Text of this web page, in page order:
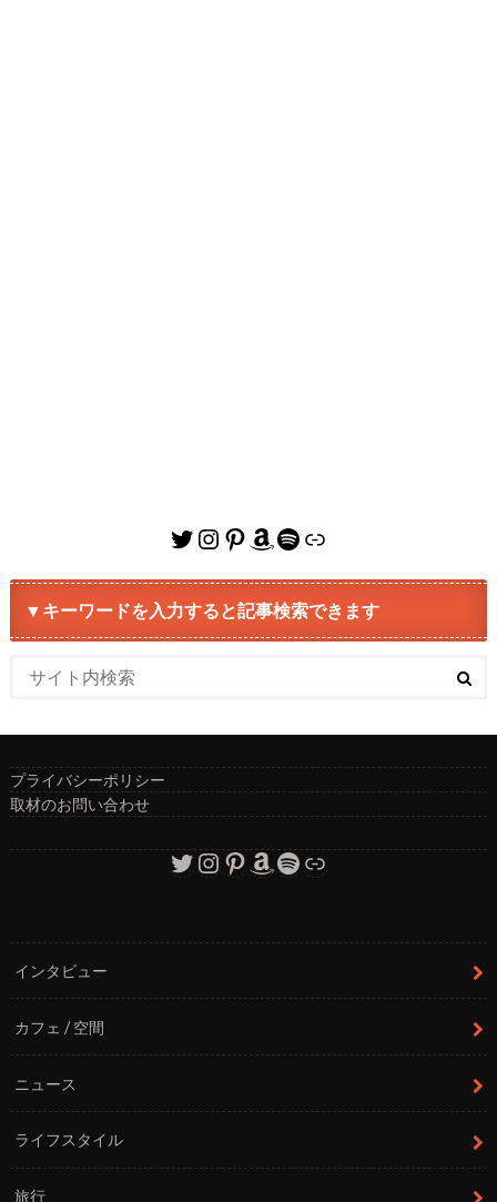
Twitter
Instagram
Pinterest
Amazon
Spotify
リンク
▼キーワードを入力すると記事検索できます
プライバシーポリシー
取材のお問い合わせ
Twitter
Instagram
Pinterest
Amazon
Spotify
リンク
インタビュー
カフェ / 空間
ニュース
ライフスタイル
旅行